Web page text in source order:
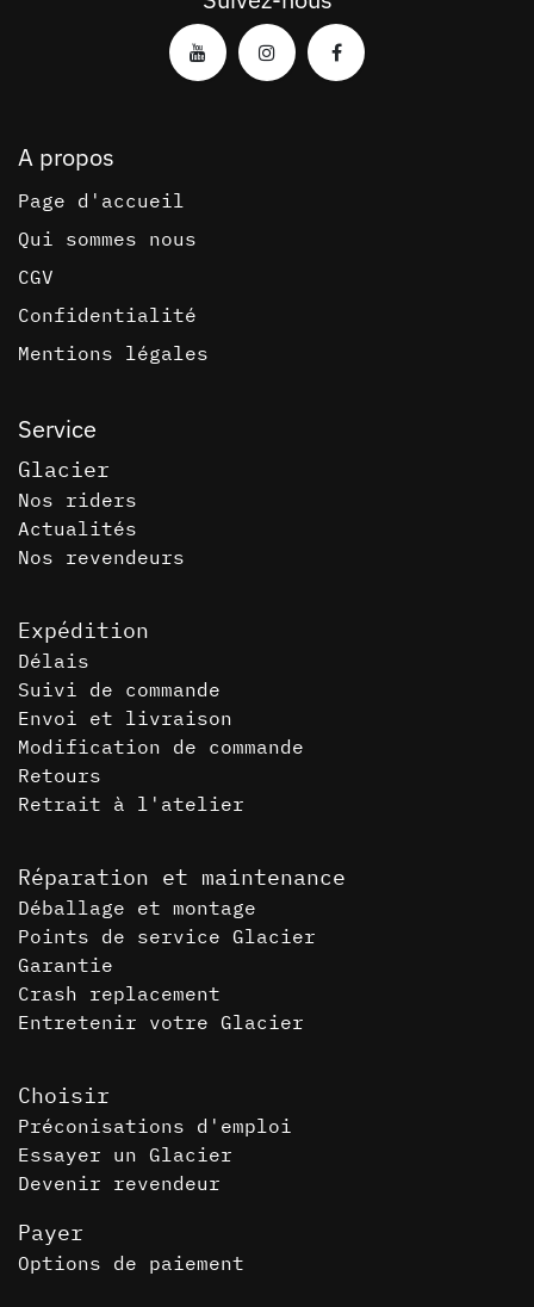
Service
Glacier
Nos riders
Actualités
Nos revendeurs
Expédition
Délais
Suivi de commande
Envoi et livraison
Modification de commande
Retours
Retrait à l'atelier
Réparation et maintenance
Déballage et montage
Points de service Glacier
Garantie
Crash replacement
Entretenir votre Glacier
Choisir
Préconisations d'emploi
Essayer un Glacier
Devenir revendeur
Payer
Options de paiement
A propos
Page d'accueil
Qui sommes nous
CGV
Confidentialité
Mentions légales